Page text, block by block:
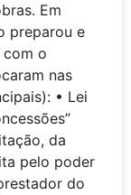
Em
preparou e
o
nas
• Lei
da
pelo poder
do